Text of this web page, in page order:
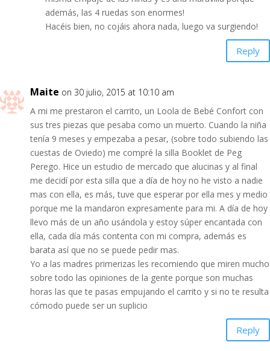
además, las 4 ruedas son enormes!
Hacéis bien, no cojáis ahora nada, luego va surgiendo!
Reply
Maite on 30 julio, 2015 at 10:10 am
A mi me prestaron el carrito, un Loola de Bebé Confort con
sus tres piezas que pesaba como un muerto. Cuando la niña
tenía 9 meses y empezaba a pesar, (sobre todo subiendo las
cuestas de Oviedo) me compré la silla Booklet de Peg
Perego. Hice un estudio de mercado que alucinas y al final
me decidí por esta silla que a día de hoy no he visto a nadie
mas con ella, es más, tuve que esperar por ella mes y medio
porque me la mandaron expresamente para mi. A día de hoy
llevo más de un año usándola y estoy súper encantada con
ella, cada día más contenta con mi compra, además es
barata así que no se puede pedir mas.
Yo a las madres primerizas les recomiendo que miren mucho
sobre todo las opiniones de la gente porque son muchas
horas las que te pasas empujando el carrito y si no te resulta
cómodo puede ser un suplicio
Reply